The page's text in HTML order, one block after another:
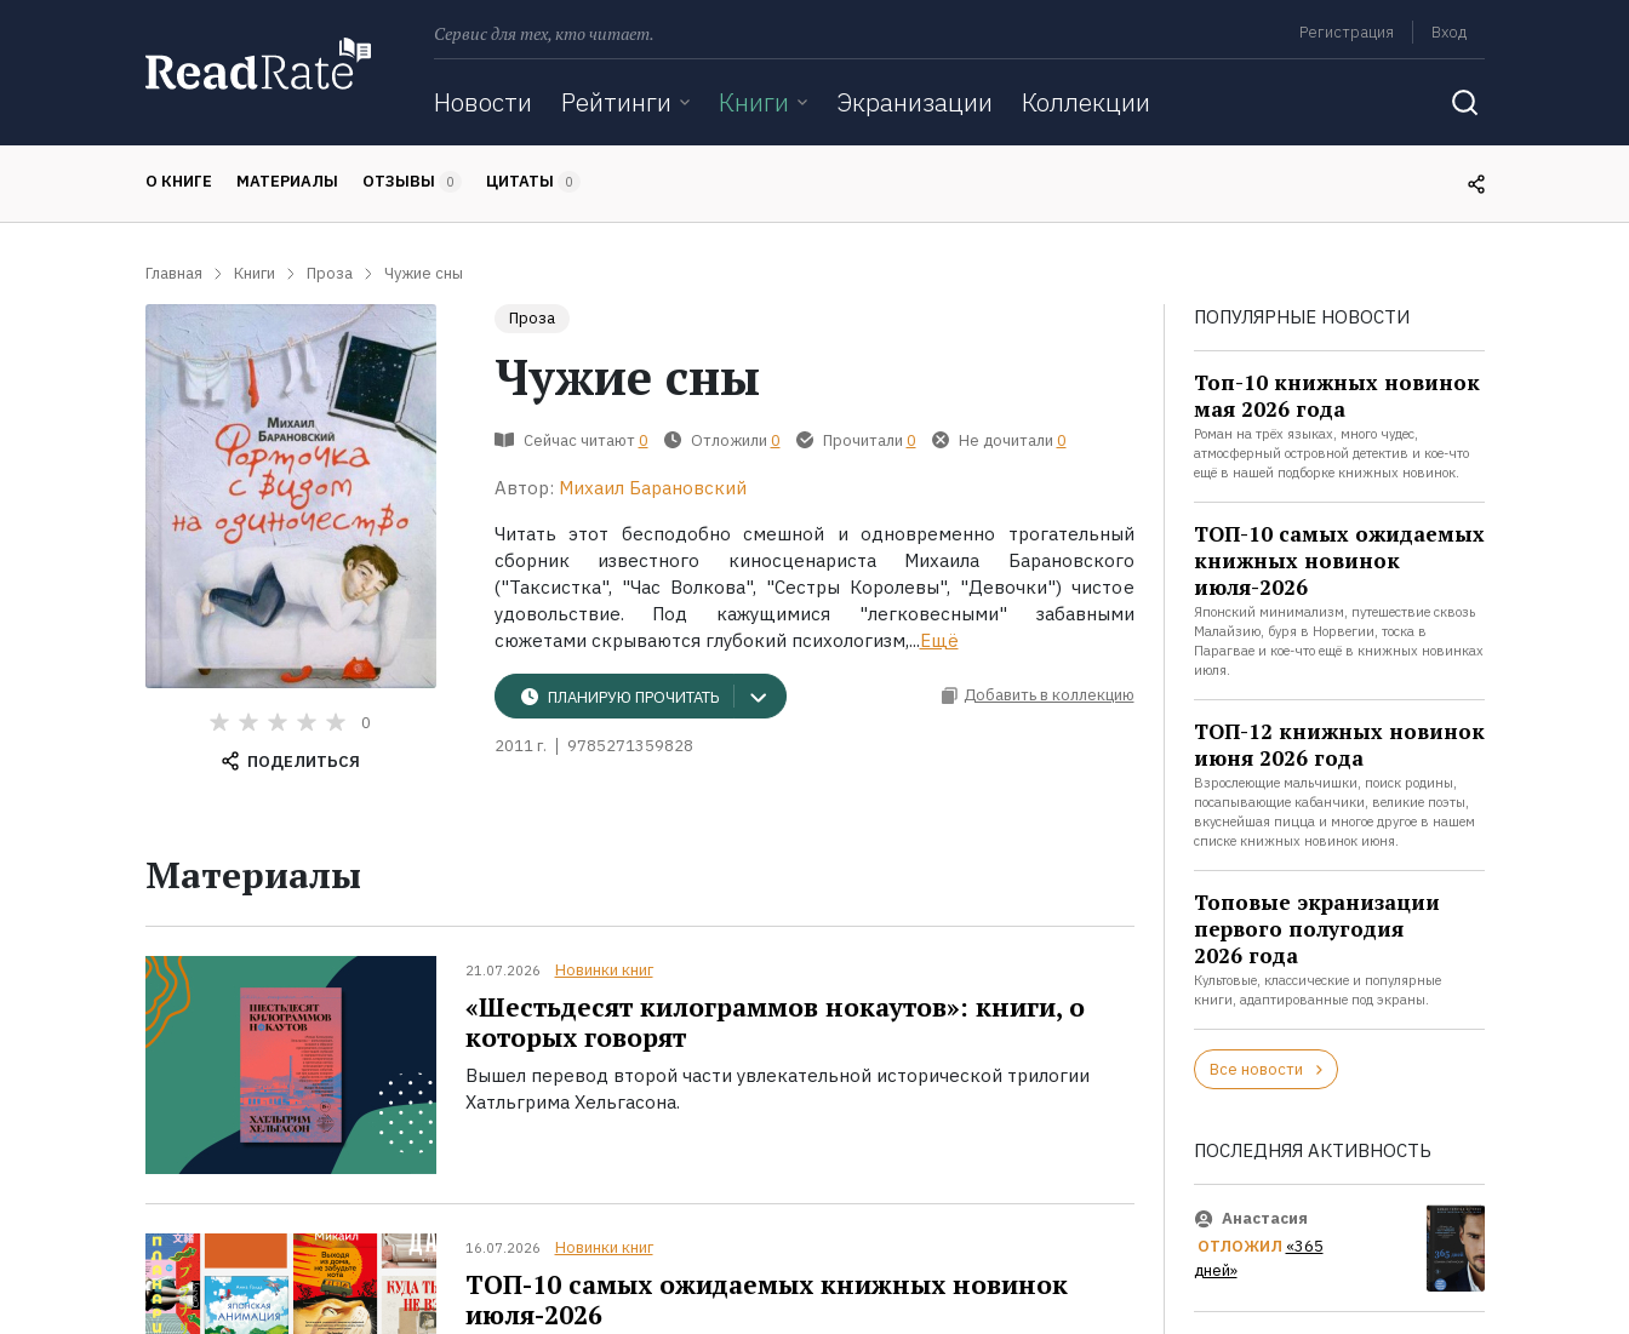
Сервис для тех, кто читает. Регистрация Вход
Новости Рейтинги Книги Экранизации Коллекции
О КНИГЕ МАТЕРИАЛЫ ОТЗЫВЫ 0 ЦИТАТЫ 0
Главная Книги Проза Чужие сны
0
ПОДЕЛИТЬСЯ
Проза
Чужие сны
Сейчас читают 0 Отложили 0 Прочитали 0 Не дочитали 0
Автор: Михаил Барановский
Читать этот бесподобно смешной и одновременно трогательный
сборник известного киносценариста Михаила Барановского
("Таксистка", "Час Волкова", "Сестры Королевы", "Девочки") чистое
удовольствие. Под кажущимися "легковесными" забавными
сюжетами скрываются глубокий психологизм,...Ещё
ПЛАНИРУЮ ПРОЧИТАТЬ Добавить в коллекцию
2011 г. 9785271359828
Материалы
21.07.2026 Новинки книг
«Шестьдесят килограммов нокаутов»: книги, о
которых говорят
Вышел перевод второй части увлекательной исторической трилогии
Хатльгрима Хельгасона.
16.07.2026 Новинки книг
ТОП-10 самых ожидаемых книжных новинок
июля-2026
ПОПУЛЯРНЫЕ НОВОСТИ
Топ-10 книжных новинок
мая 2026 года
Роман на трёх языках, много чудес,
атмосферный островной детектив и кое-что
ещё в нашей подборке книжных новинок.
ТОП-10 самых ожидаемых
книжных новинок
июля-2026
Японский минимализм, путешествие сквозь
Малайзию, буря в Норвегии, тоска в
Парагвае и кое-что ещё в книжных новинках
июля.
ТОП-12 книжных новинок
июня 2026 года
Взрослеющие мальчишки, поиск родины,
посапывающие кабанчики, великие поэты,
вкуснейшая пицца и многое другое в нашем
списке книжных новинок июня.
Топовые экранизации
первого полугодия
2026 года
Культовые, классические и популярные
книги, адаптированные под экраны.
Все новости
ПОСЛЕДНЯЯ АКТИВНОСТЬ
Анастасия
ОТЛОЖИЛ «365
дней»